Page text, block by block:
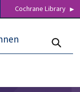
Cochrane Library